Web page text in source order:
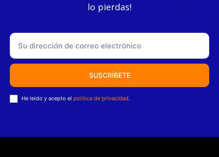
lo pierdas!
SUSCRÍBETE
He leído y acepto el política de privacidad.